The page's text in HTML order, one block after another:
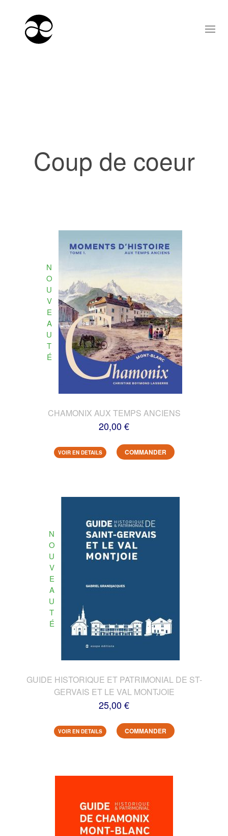
Coup de coeur
N
O
U
V
E
A
U
T
É
CHAMONIX AUX TEMPS ANCIENS
20,00 €
VOIR EN DETAILS COMMANDER
N
O
U
V
E
A
U
T
É
GUIDE HISTORIQUE ET PATRIMONIAL DE ST-
GERVAIS ET LE VAL MONTJOIE
25,00 €
VOIR EN DETAILS COMMANDER